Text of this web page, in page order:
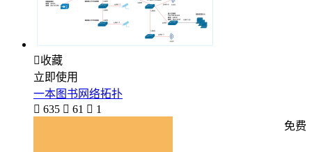
收藏
立即使用
一本图书网络拓扑
 635  61  1
免费